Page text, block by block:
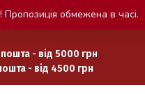
- від 5000 грн
- від 4500 грн
обмежена в часі.